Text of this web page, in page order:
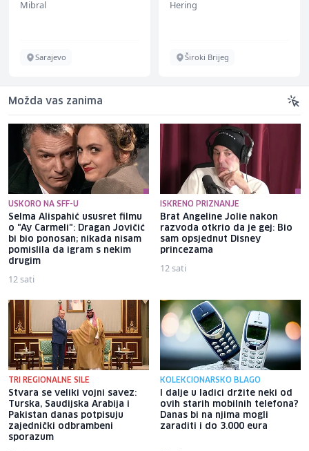
Mibral
Sarajevo
Hering
Široki Brijeg
Možda vas zanima
USKORO NA SFF-U
Selma Alispahić ususret filmu
o "Ay Carmeli": Dragan Jovičić
bi bio ponosan; nikada nisam
pomislila da igram s nekim
drugim
12 sati
ISKRENO PRIZNANJE
Brat Angeline Jolie nakon
razvoda otkrio da je gej: Bio
sam opsjednut Disney
princezama
12 sati
TRI REGIONALNE SILE
Stvara se veliki vojni savez:
Turska, Saudijska Arabija i
Pakistan danas potpisuju
zajednički odbrambeni
sporazum
KOLEKCIONARSKO BLAGO
I dalje u ladici držite neki od
ovih starih mobilnih telefona?
Danas bi na njima mogli
zaraditi i do 3.000 eura